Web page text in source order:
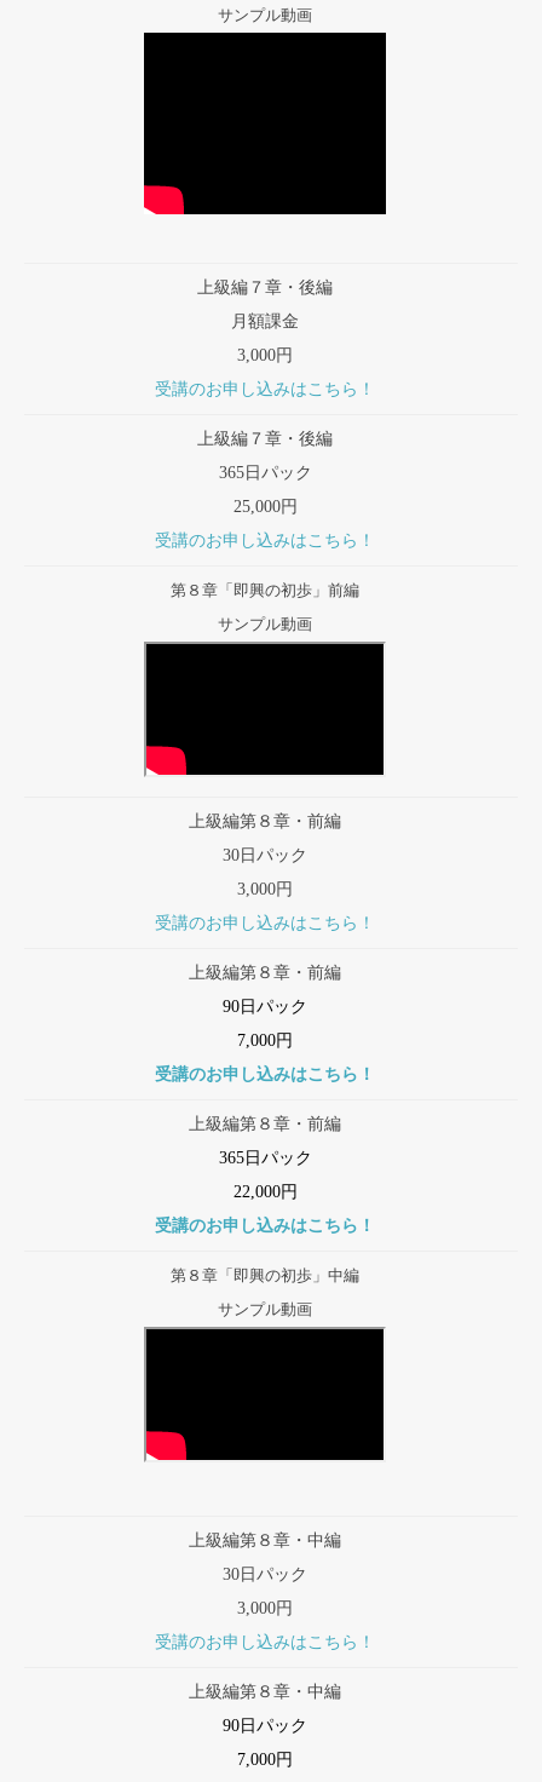
サンプル動画
上級編７章・後編
月額課金
3,000円
受講のお申し込みはこちら！
上級編７章・後編
365日パック
25,000円
受講のお申し込みはこちら！
第８章「即興の初歩」前編
サンプル動画
上級編第８章・前編
30日パック
3,000円
受講のお申し込みはこちら！
上級編第８章・前編
90日パック
7,000円
受講のお申し込みはこちら！
上級編第８章・前編
365日パック
22,000円
受講のお申し込みはこちら！
第８章「即興の初歩」中編
サンプル動画
上級編第８章・中編
30日パック
3,000円
受講のお申し込みはこちら！
上級編第８章・中編
90日パック
7,000円